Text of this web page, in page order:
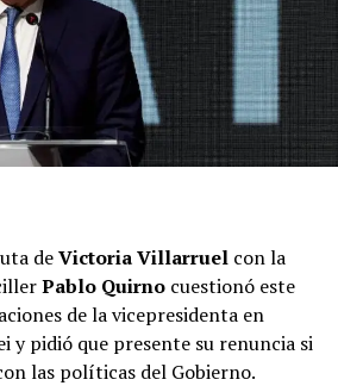
prensa realizada en la tarde del
cegetistas aseguraron que la
se iba a realizar igualaunque
que facilitar la venta de tierras
deVictoria Villarruel con la
Pablo Quirno cuestionó este
de la vicepresidenta en
y pidió que presente su renuncia si
las políticas del Gobierno.